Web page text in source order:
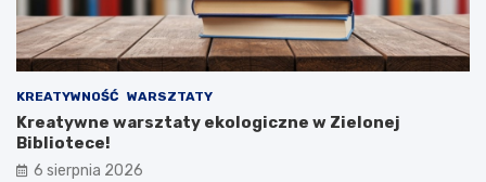
KREATYWNOŚĆ WARSZTATY
Kreatywne warsztaty ekologiczne w Zielonej
Bibliotece!
6 sierpnia 2026